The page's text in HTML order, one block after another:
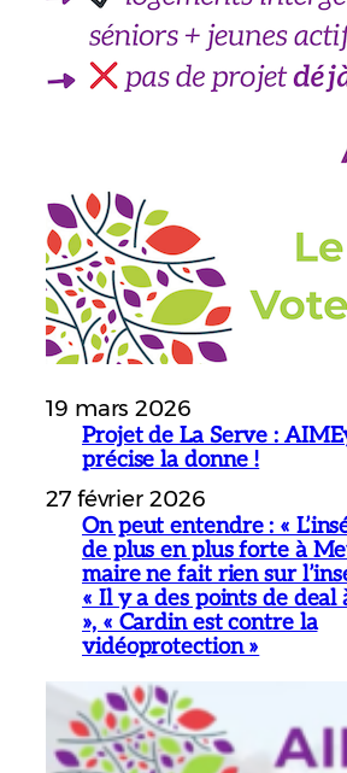
19 mars 2026
Projet de La Serve :
précise la donne !
27 février 2026
On peut entendre : «
de plus en plus forte à
maire ne fait rien sur
« Il y a des points de deal
», « Cardin est contre la
vidéoprotection »